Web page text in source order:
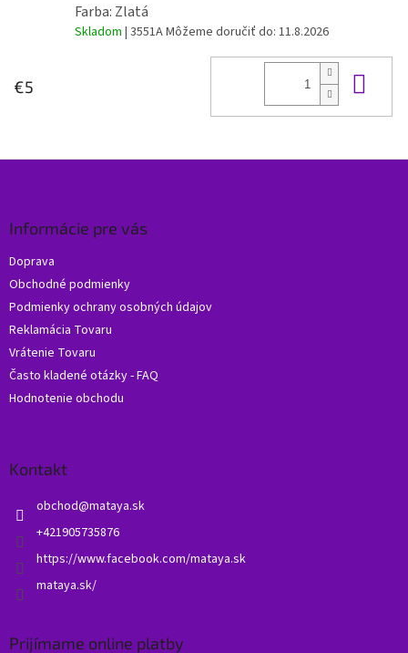
Farba: Zlatá
Skladom | 3551AMôžeme doručiť do: 11.8.2026
€5
Informácie pre vás
Doprava
Obchodné podmienky
Podmienky ochrany osobných údajov
Reklamácia Tovaru
Vrátenie Tovaru
Často kladené otázky - FAQ
Hodnotenie obchodu
Kontakt
obchod@mataya.sk
+421905735876
https://www.facebook.com/mataya.sk
mataya.sk/
Prijímame online platby